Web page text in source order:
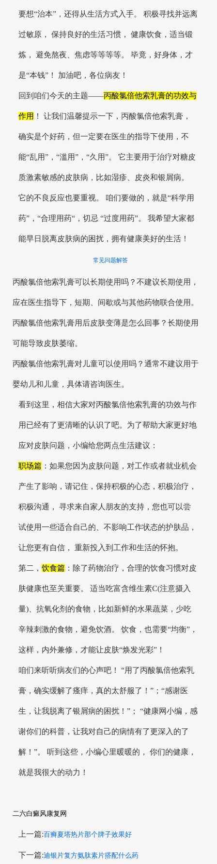
要想“治本”，还得从生活方式入手。 积极寻找并远离
过敏原， 保持良好的生活习惯， 健康饮食，适当锻
炼， 避免熬夜、焦虑等等等等。 毕竟，好身体，才
是“本钱”！ 加油吧，各位病友！
回到咱们今天的主题——丙酸氯倍他索乳膏的功效与
作用 ！ 让我们温馨提示一下，丙酸氯倍他索乳膏，
确实是个好药，但一定要在医生的指导下使用，不
能“乱用”，“滥用”，“久用”。 它主要用于治疗对糖皮
质激素敏感的皮肤病，比如湿疹、皮炎和银屑病。
它的不良反应也要重视。 咱们要做的，就是“科学用
药”，“合理用药“，切忌 “过度用药”。 我希望大家都
能早日脱离皮肤病的困扰，拥有健康美好的生活！
常见问题解答
丙酸氯倍他索乳膏可以长期使用吗？不建议长期使用，
应在医生指导下，短期、间歇或与其他药物联合使用。
丙酸氯倍他索乳膏用后皮肤变薄是怎么回事？长期使用
可能导致皮肤萎缩。
丙酸氯倍他索乳膏对儿童可以使用吗？通常不建议用于
婴幼儿和儿童，具体请咨询医生。
看到这里，相信大家对丙酸氯倍他索乳膏的功效与作
用已经有了更清晰的认识了吧。为了帮助大家更好地
应对皮肤问题，小编给您两点生活建议：
职场篇 ：如果您因为皮肤问题，对工作或者就业机会
产生了影响，请记住，保持积极的心态，积极治疗，
积极沟通， 寻求来自家人朋友的支持，您也可以尝
试使用一些适合自己的、不影响工作状态的护肤品，
让您更有自信， 重新投入到工作和生活的怀抱。
第二，饮食篇 ：除了药物治疗，合理的饮食习惯对皮
肤健康也至关重要。 适当吃富含维生素C(注意摄入
量)、抗氧化剂的食物，比如新鲜的水果蔬菜，少吃
辛辣刺激的食物，避免饮酒。 饮食，也需要“均衡”，
这样，内外兼修，才能让皮肤“焕发光彩”！
咱们来听听病友们的心声吧！ “用了丙酸氯倍他索乳
膏，确实缓解了瘙痒，真的太舒服了！”；“感谢医
生，让我脱离了银屑病的困扰！”； “健康网小编，感
谢你们的科普，让我对自己的病情有了更深入的了
解！”。 听到这些，小编心里暖暖的， 你们的健康，
就是我很大的动力！
二六白癜风康复网
上一篇:百癣夏塔热片那个牌子效果好
下一篇:迪银片复方氨肽素片搭配什么药